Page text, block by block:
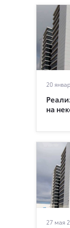
20
на
27 мая